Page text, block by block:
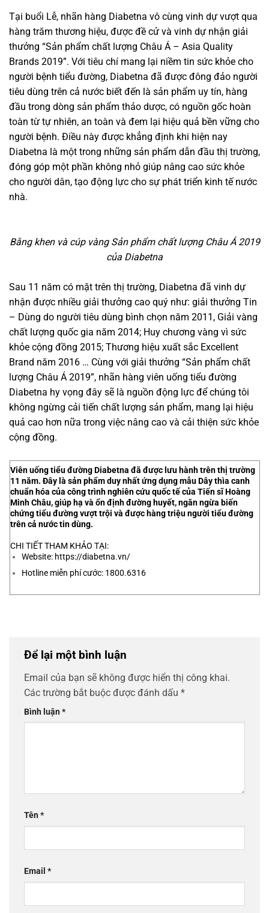
Tại buổi Lễ, nhãn hàng Diabetna vô cùng vinh dự vượt qua
hàng trăm thương hiệu, được đề cử và vinh dự nhận giải
thưởng “Sản phẩm chất lượng Châu Á – Asia Quality
Brands 2019”. Với tiêu chí mang lại niềm tin sức khỏe cho
người bệnh tiểu đường, Diabetna đã được đông đảo người
tiêu dùng trên cả nước biết đến là sản phẩm uy tín, hàng
đầu trong dòng sản phẩm thảo dược, có nguồn gốc hoàn
toàn từ tự nhiên, an toàn và đem lại hiệu quả bền vững cho
người bệnh. Điều này được khẳng định khi hiện nay
Diabetna là một trong những sản phẩm dẫn đầu thị trường,
đóng góp một phần không nhỏ giúp nâng cao sức khỏe
cho người dân, tạo động lực cho sự phát triển kinh tế nước
nhà.
Bằng khen và cúp vàng Sản phẩm chất lượng Châu Á 2019
của Diabetna
Sau 11 năm có mặt trên thị trường, Diabetna đã vinh dự
nhận được nhiều giải thưởng cao quý như: giải thưởng Tin
– Dùng do người tiêu dùng bình chọn năm 2011, Giải vàng
chất lượng quốc gia năm 2014; Huy chương vàng vì sức
khỏe cộng đồng 2015; Thương hiệu xuất sắc Excellent
Brand năm 2016 … Cùng với giải thưởng “Sản phẩm chất
lượng Châu Á 2019”, nhãn hàng viên uống tiểu đường
Diabetna hy vọng đây sẽ là nguồn động lực để chúng tôi
không ngừng cải tiến chất lượng sản phẩm, mang lại hiệu
quả cao hơn nữa trong việc nâng cao và cải thiện sức khỏe
cộng đồng.
Viên uống tiểu đường Diabetna đã được lưu hành trên thị trường
11 năm. Đây là sản phẩm duy nhất ứng dụng mẫu Dây thìa canh
chuẩn hóa của công trình nghiên cứu quốc tế của Tiến sĩ Hoàng
Minh Châu, giúp hạ và ổn định đường huyết, ngăn ngừa biến
chứng tiểu đường vượt trội và được hàng triệu người tiểu đường
trên cả nước tin dùng.
CHI TIẾT THAM KHẢO TẠI:
Website: https://diabetna.vn/
Hotline miễn phí cước: 1800.6316
Để lại một bình luận
Email của bạn sẽ không được hiển thị công khai.
Các trường bắt buộc được đánh dấu *
Bình luận*
Tên*
Email *